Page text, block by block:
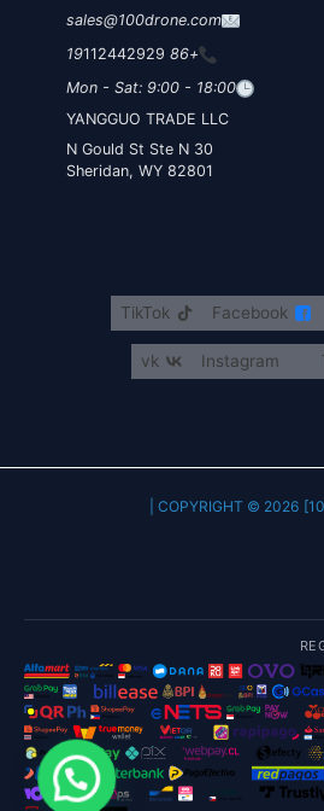
sales@100drone.com
+86 19
112442929
Mon - Sat: 9:00 - 18:00
YANGGUO TRADE LLC
30 N Gould St Ste N
Sheridan, WY 82801
Facebook
TikTok
Instagram
vk
COPYRIGHT © 2026